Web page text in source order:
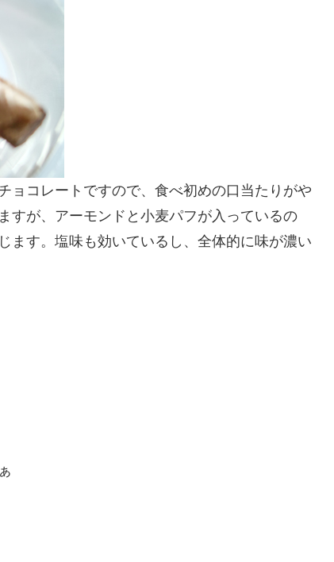
ョコレートですので、食べ初めの口当たりがや
すが、アーモンドと小麦パフが入っているの
ます。塩味も効いているし、全体的に味が濃い